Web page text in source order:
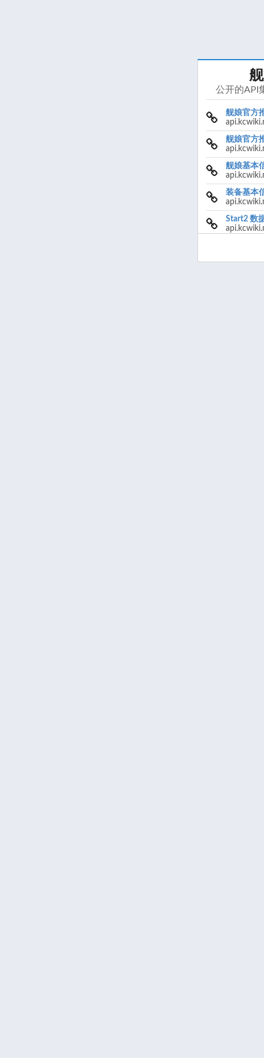
公开的API
舰娘官方
舰娘官方
舰娘基本
装备基本
Start2 数